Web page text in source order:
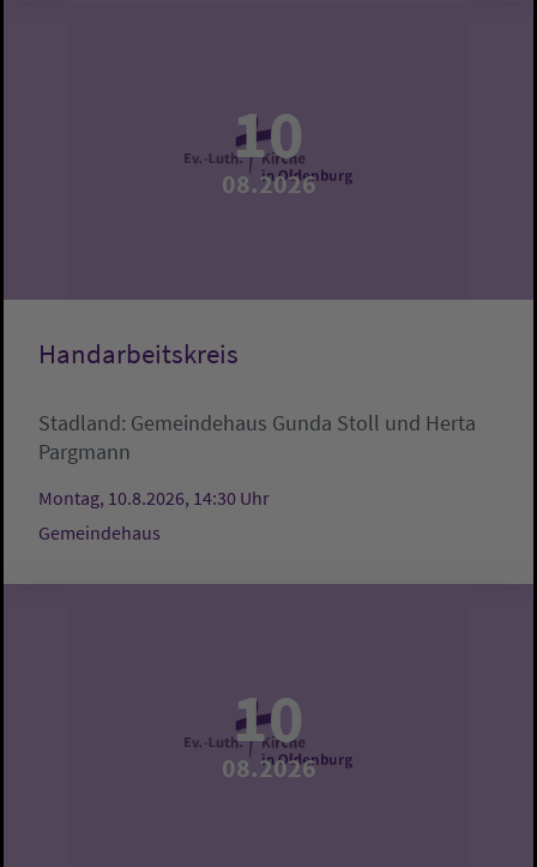
10
08.2026
Handarbeitskreis
Stadland: Gemeindehaus Gunda Stoll und Herta
Pargmann
Montag, 10.8.2026, 14:30 Uhr
Gemeindehaus
10
08.2026